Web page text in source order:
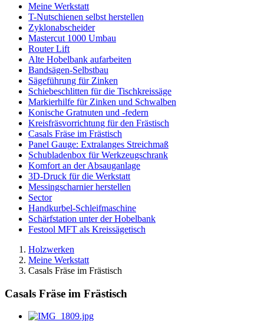
Meine Werkstatt
T-Nutschienen selbst herstellen
Zyklonabscheider
Mastercut 1000 Umbau
Router Lift
Alte Hobelbank aufarbeiten
Bandsägen-Selbstbau
Sägeführung für Zinken
Schiebeschlitten für die Tischkreissäge
Markierhilfe für Zinken und Schwalben
Konische Gratnuten und -federn
Kreisfräsvorrichtung für den Frästisch
Casals Fräse im Frästisch
Panel Gauge: Extralanges Streichmaß
Schubladenbox für Werkzeugschrank
Komfort an der Absauganlage
3D-Druck für die Werkstatt
Messingscharnier herstellen
Sector
Handkurbel-Schleifmaschine
Schärfstation unter der Hobelbank
Festool MFT als Kreissägetisch
Holzwerken
Meine Werkstatt
Casals Fräse im Frästisch
Casals Fräse im Frästisch